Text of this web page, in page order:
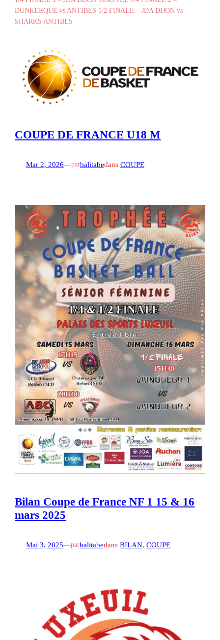
DUNKERQUE vs ANTIBES 1/2 FINALE – JDA DIJON vs
SHARKS ANTIBES
COUPE DE FRANCE U18 M
Mar 2, 2026—parbalitabedans COUPE
Bilan Coupe de France NF 1 15 & 16
mars 2025
Mai 3, 2025—parbalitabedans BILAN, COUPE